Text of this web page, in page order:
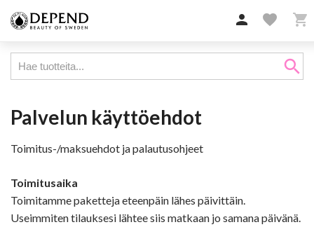
 favorite 
search
Palvelun käyttöehdot
Toimitus-/maksuehdot ja palautusohjeet
Toimitusaika
Toimitamme paketteja eteenpäin lähes päivittäin.
Useimmiten tilauksesi lähtee siis matkaan jo samana päivänä.